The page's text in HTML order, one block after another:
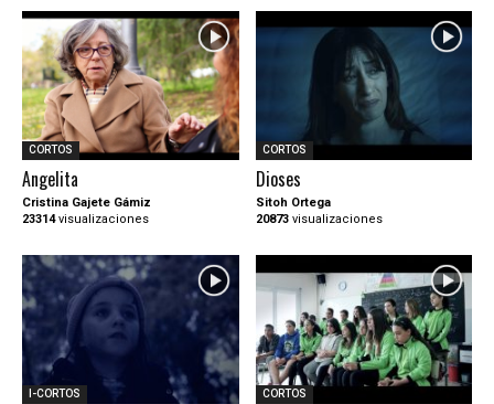
CORTOS
Angelita
Cristina Gajete Gámiz
23314visualizaciones
CORTOS
Dioses
Sitoh Ortega
20873visualizaciones
I-CORTOS CORTOS